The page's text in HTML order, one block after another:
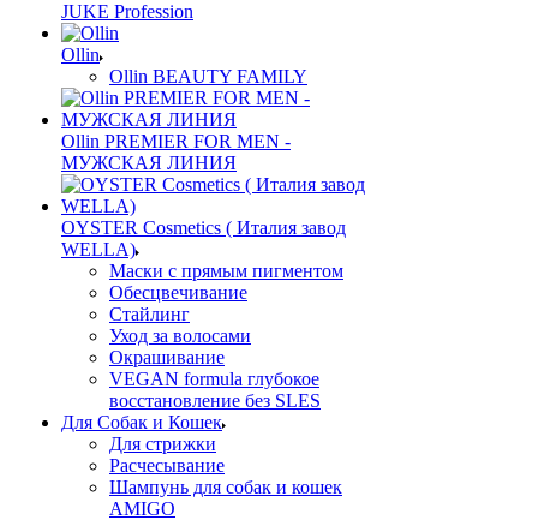
JUKE Profession
Ollin
Ollin BEAUTY FAMILY
Ollin PREMIER FOR MEN -
МУЖСКАЯ ЛИНИЯ
OYSTER Cosmetics ( Италия завод
WELLA)
Маски с прямым пигментом
Обесцвечивание
Стайлинг
Уход за волосами
Окрашивание
VEGAN formula глубокое
восстановление без SLES
Для Собак и Кошек
Для стрижки
Расчесывание
Шампунь для собак и кошек
AMIGO